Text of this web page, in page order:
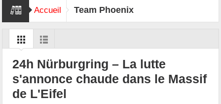
Accueil Team Phoenix
24h Nürburgring – La lutte
s'annonce chaude dans le Massif
de L'Eifel